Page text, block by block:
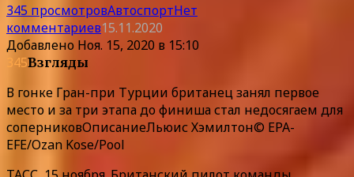
345 просмотровАвтоспортНет
комментариев15.11.2020
Добавлено Ноя. 15, 2020 в 15:10
345Взгляды
В гонке Гран-при Турции британец занял первое
место и за три этапа до финиша стал недосягаем для
соперниковОписаниеЛьюис Хэмилтон© EPA-
EFE/Ozan Kose/Pool